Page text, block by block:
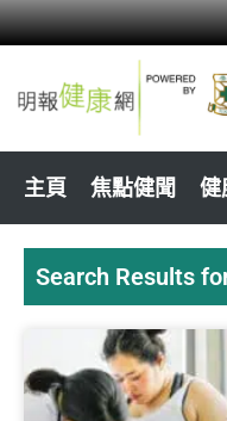
Skip
to
content
主頁 焦點健聞 健
Search Results